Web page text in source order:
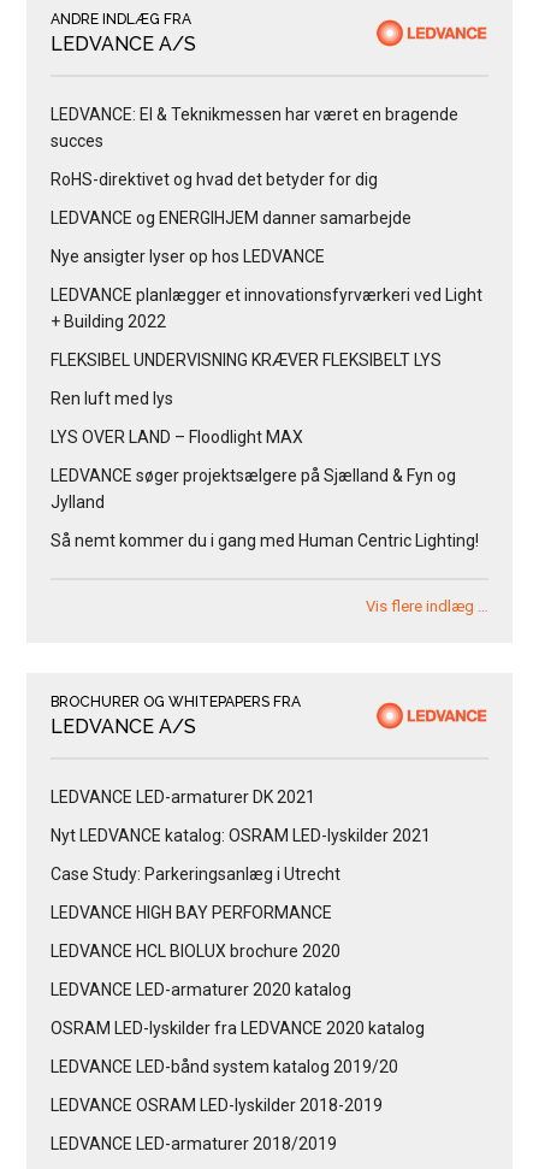
ANDRE INDLÆG FRA
LEDVANCE A/S
LEDVANCE: El & Teknikmessen har været en bragende
succes
RoHS-direktivet og hvad det betyder for dig
LEDVANCE og ENERGIHJEM danner samarbejde
Nye ansigter lyser op hos LEDVANCE
LEDVANCE planlægger et innovationsfyrværkeri ved Light
+ Building 2022
FLEKSIBEL UNDERVISNING KRÆVER FLEKSIBELT LYS
Ren luft med lys
LYS OVER LAND – Floodlight MAX
LEDVANCE søger projektsælgere på Sjælland & Fyn og
Jylland
Så nemt kommer du i gang med Human Centric Lighting!
Vis flere indlæg …
BROCHURER OG WHITEPAPERS FRA
LEDVANCE A/S
LEDVANCE LED-armaturer DK 2021
Nyt LEDVANCE katalog: OSRAM LED-lyskilder 2021
Case Study: Parkeringsanlæg i Utrecht
LEDVANCE HIGH BAY PERFORMANCE
LEDVANCE HCL BIOLUX brochure 2020
LEDVANCE LED-armaturer 2020 katalog
OSRAM LED-lyskilder fra LEDVANCE 2020 katalog
LEDVANCE LED-bånd system katalog 2019/20
LEDVANCE OSRAM LED-lyskilder 2018-2019
LEDVANCE LED-armaturer 2018/2019